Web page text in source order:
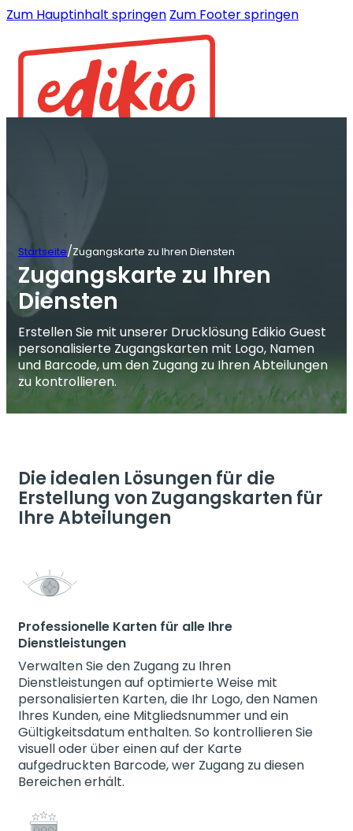
Zum Hauptinhalt springen Zum Footer springen
Startseite/Zugangskarte zu Ihren Diensten
Zugangskarte zu Ihren
Diensten
Erstellen Sie mit unserer Drucklösung Edikio Guest
personalisierte Zugangskarten mit Logo, Namen
und Barcode, um den Zugang zu Ihren Abteilungen
zu kontrollieren.
Die idealen Lösungen für die
Erstellung von Zugangskarten für
Ihre Abteilungen
Professionelle Karten für alle Ihre
Dienstleistungen
Verwalten Sie den Zugang zu Ihren
Dienstleistungen auf optimierte Weise mit
personalisierten Karten, die Ihr Logo, den Namen
Ihres Kunden, eine Mitgliedsnummer und ein
Gültigkeitsdatum enthalten. So kontrollieren Sie
visuell oder über einen auf der Karte
aufgedruckten Barcode, wer Zugang zu diesen
Bereichen erhält.